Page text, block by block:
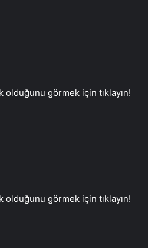
olduğunu görmek için tıklayın!
olduğunu görmek için tıklayın!